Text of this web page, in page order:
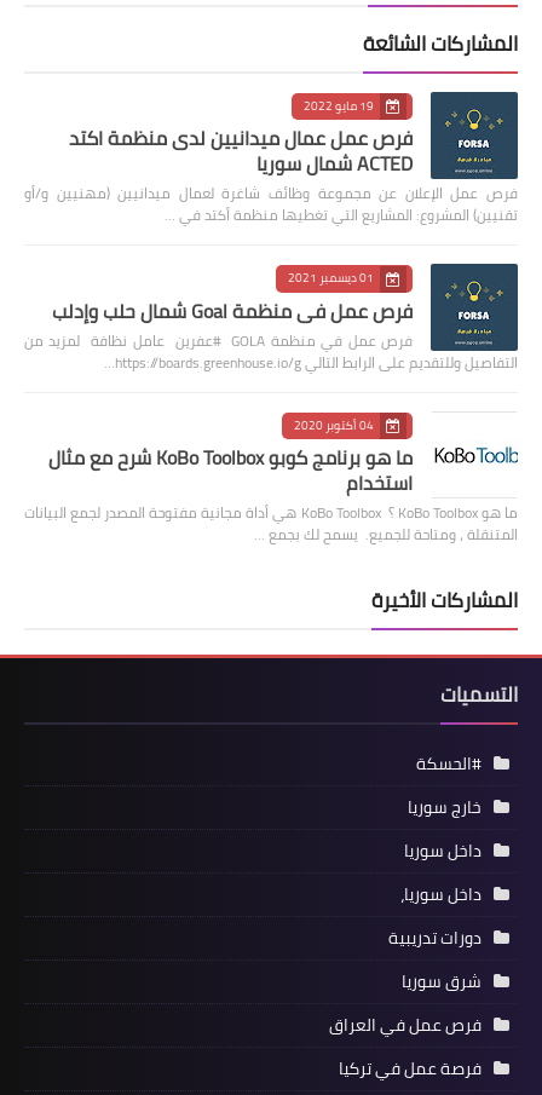
المشاركات الشائعة
19 مايو 2022
فرص عمل عمال ميدانيين لدى منظمة اكتد
ACTED شمال سوريا
فرص عمل الإعلان عن مجموعة وظائف شاغرة لعمال ميدانيين (مهنيين و/أو
تقنيين) المشروع: المشاريع التي تغطيها منظمة أكتد في …
01 ديسمبر 2021
فرص عمل في منظمة Goal شمال حلب وإدلب
فرص عمل في منظمة GOLA #عفرين عامل نظافة لمزيد من
التفاصيل وللتقديم على الرابط التالي https://boards.greenhouse.io/g…
04 أكتوبر 2020
ما هو برنامج كوبو KoBo Toolbox شرح مع مثال
استخدام
ما هو KoBo Toolbox ؟ KoBo Toolbox هي أداة مجانية مفتوحة المصدر لجمع البيانات
المتنقلة ، ومتاحة للجميع. يسمح لك بجمع …
المشاركات الأخيرة
التسميات
#الحسكة
خارج سوريا
داخل سوريا
داخل سوريا،
دورات تدريبية
شرق سوريا
فرص عمل في العراق
فرصة عمل في تركيا